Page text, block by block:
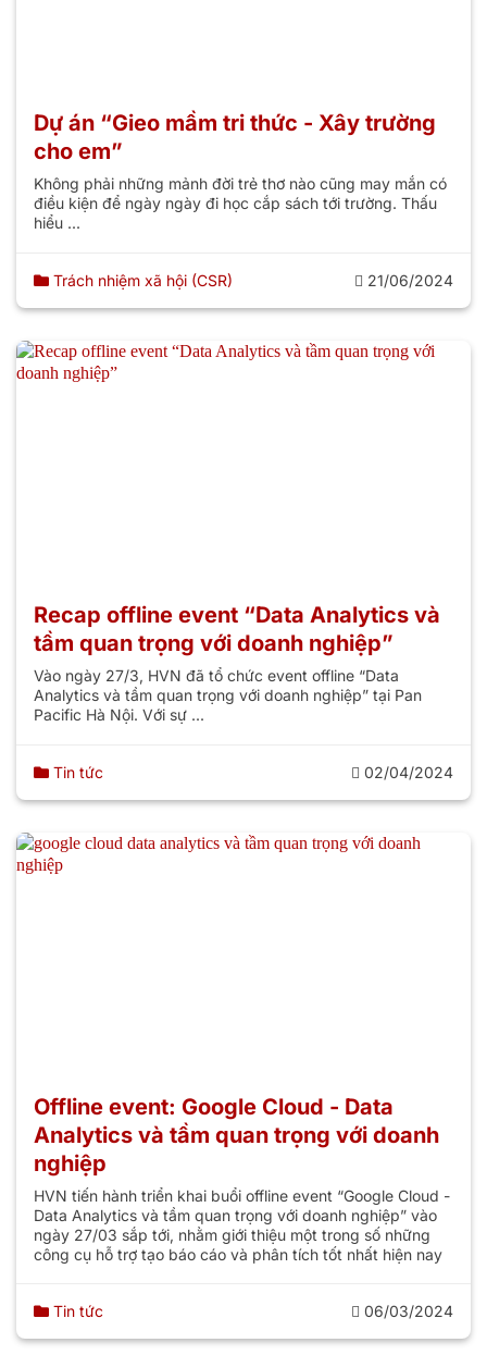
Dự án “Gieo mầm tri thức - Xây trường
cho em”
Không phải những mảnh đời trẻ thơ nào cũng may mắn có
điều kiện để ngày ngày đi học cắp sách tới trường. Thấu
hiểu ...
Trách nhiệm xã hội (CSR) 21/06/2024
Recap offline event “Data Analytics và
tầm quan trọng với doanh nghiệp”
Vào ngày 27/3, HVN đã tổ chức event offline “Data
Analytics và tầm quan trọng với doanh nghiệp” tại Pan
Pacific Hà Nội. Với sự ...
Tin tức 02/04/2024
Offline event: Google Cloud - Data
Analytics và tầm quan trọng với doanh
nghiệp
HVN tiến hành triển khai buổi offline event “Google Cloud -
Data Analytics và tầm quan trọng với doanh nghiệp” vào
ngày 27/03 sắp tới, nhằm giới thiệu một trong số những
công cụ hỗ trợ tạo báo cáo và phân tích tốt nhất hiện nay
Tin tức 06/03/2024